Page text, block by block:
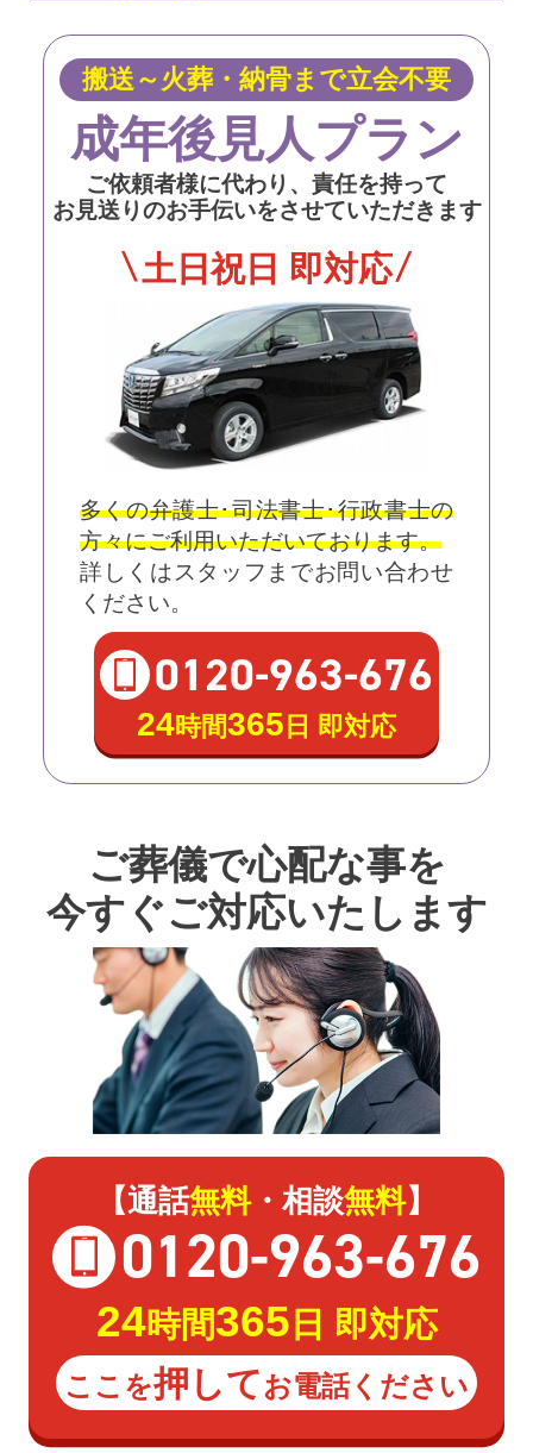
搬送～火葬・納骨まで立会不要
成年後見人プラン
ご依頼者様に代わり、責任を持って
お見送りのお手伝いをさせていただきます
土日祝日 即対応
多くの弁護士･司法書士･行政書士の
方々にご利用いただいております。
詳しくはスタッフまでお問い合わせ
ください。
0120-963-676
24時間365 日 即対応
ご葬儀で心配な事を
今すぐご対応いたします
【通話無料・相談無料】
0120-963-676
24時間365 日 即対応
ここを押してお電話ください